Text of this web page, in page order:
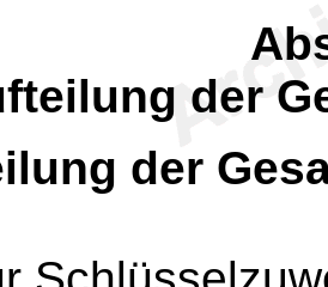
der
der